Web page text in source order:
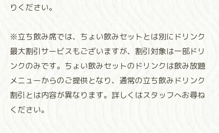
りください。
※立ち飲み席では、ちょい飲みセットとは別にドリンク
最大割引サービスもございますが、割引対象は一部ドリ
ンクのみです。ちょい飲みセットのドリンクは飲み放題
メニューからのご提供となり、通常の立ち飲みドリンク
割引とは内容が異なります。詳しくはスタッフへお尋ね
ください。